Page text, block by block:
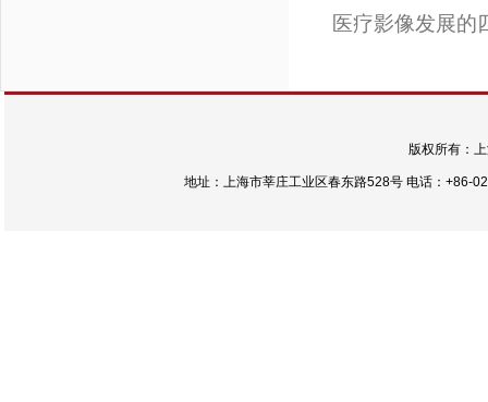
医疗影像发展的
版权所有：
地址：上海市莘庄工业区春东路528号 电话：+86-